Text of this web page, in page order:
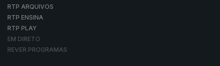
RTP ARQUIVOS
RTP ENSINA
RTP PLAY
EM DIRETO
REVER PROGRAMAS